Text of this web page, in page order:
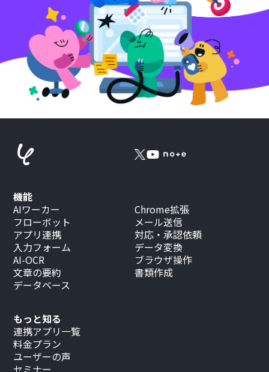
もっと知る
連携アプリ一覧
料金プラン
ユーザーの声
セミナー
機能
AIワーカー
フローボット
アプリ連携
入力フォーム
AI-OCR
文章の要約
データベース
Chrome拡張
メール送信
対応・承認依頼
データ変換
ブラウザ操作
書類作成